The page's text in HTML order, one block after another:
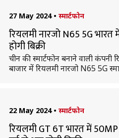
27 May 2024 • स्मार्टफोन
रियलमी नारजो N65 5G
होगी बिक्री
चीन की स्मार्टफोन बनाने वाली
बाजार में रियलमी नारजो N65 5G
22 May 2024 • स्मार्टफोन
रियलमी GT 6T भारत में